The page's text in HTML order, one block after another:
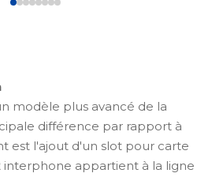
modèle plus avancé de la
différence par rapport à
est l'ajout d'un slot pour carte
appartient à la ligne